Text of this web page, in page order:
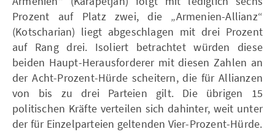
Prozent auf Platz zwei, die „Armenien-Allianz“
(Kotscharian) liegt abgeschlagen mit drei Prozent
auf Rang drei. Isoliert betrachtet würden diese
beiden Haupt-Herausforderer mit diesen Zahlen an
der Acht-Prozent-Hürde scheitern, die für Allianzen
von bis zu drei Parteien gilt. Die übrigen 15
politischen Kräfte verteilen sich dahinter, weit unter
der für Einzelparteien geltenden Vier-Prozent-Hürde.